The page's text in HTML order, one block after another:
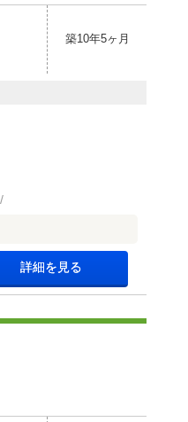
築10年5ヶ月
詳細を見る